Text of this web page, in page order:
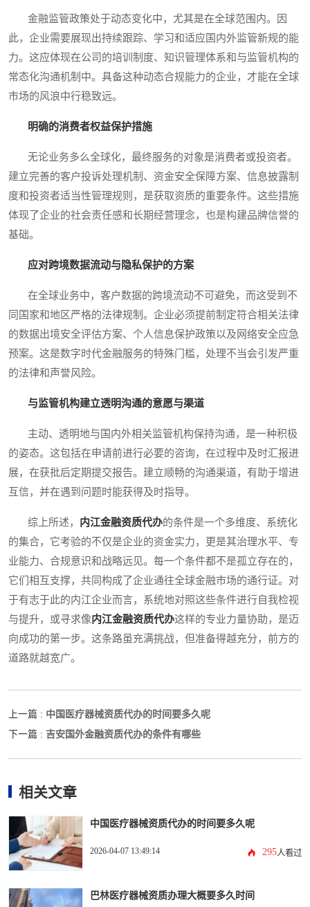
金融监管政策处于动态变化中，尤其是在全球范围内。因
此，企业需要展现出持续跟踪、学习和适应国内外监管新规的能
力。这应体现在公司的培训制度、知识管理体系和与监管机构的
常态化沟通机制中。具备这种动态合规能力的企业，才能在全球
市场的风浪中行稳致远。
明确的消费者权益保护措施
无论业务多么全球化，最终服务的对象是消费者或投资者。
建立完善的客户投诉处理机制、资金安全保障方案、信息披露制
度和投资者适当性管理规则，是获取资质的重要条件。这些措施
体现了企业的社会责任感和长期经营理念，也是构建品牌信誉的
基础。
应对跨境数据流动与隐私保护的方案
在全球业务中，客户数据的跨境流动不可避免，而这受到不
同国家和地区严格的法律规制。企业必须提前制定符合相关法律
的数据出境安全评估方案、个人信息保护政策以及网络安全应急
预案。这是数字时代金融服务的特殊门槛，处理不当会引发严重
的法律和声誉风险。
与监管机构建立透明沟通的意愿与渠道
主动、透明地与国内外相关监管机构保持沟通，是一种积极
的姿态。这包括在申请前进行必要的咨询，在过程中及时汇报进
展，在获批后定期提交报告。建立顺畅的沟通渠道，有助于增进
互信，并在遇到问题时能获得及时指导。
综上所述， 内江金融资质代办的条件是一个多维度、系统化
的集合，它考验的不仅是企业的资金实力，更是其治理水平、专
业能力、合规意识和战略远见。每一个条件都不是孤立存在的，
它们相互支撑，共同构成了企业通往全球金融市场的通行证。对
于有志于此的内江企业而言，系统地对照这些条件进行自我检视
与提升，或寻求像内江金融资质代办这样的专业力量协助，是迈
向成功的第一步。这条路虽充满挑战，但准备得越充分，前方的
道路就越宽广。
上一篇 : 中国医疗器械资质代办的时间要多久呢
下一篇 : 吉安国外金融资质代办的条件有哪些
相关文章
中国医疗器械资质代办的时间要多久呢
2026-04-07 13:49:14 295人看过
巴林医疗器械资质办理大概要多久时间